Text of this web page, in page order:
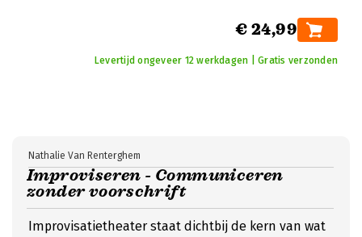
€ 24,99
Levertijd ongeveer 12 werkdagen | Gratis verzonden
Improviseren - Communiceren
zonder voorschrift
Nathalie Van Renterghem
Improvisatietheater staat dichtbij de kern van wat